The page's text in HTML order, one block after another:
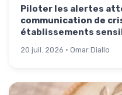
Piloter les alertes
communication de
établissements
20 juil. 2026 · Omar Diallo